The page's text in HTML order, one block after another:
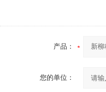
产品：
您的单位：